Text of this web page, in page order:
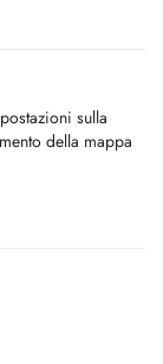
sulla
della mappa